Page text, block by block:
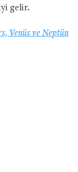
gelir.
Venüs ve Neptün